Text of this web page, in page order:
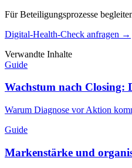
Für Beteiligungsprozesse
Digital-Health-Check anfragen →
Verwandte Inhalte
Guide
Wachstum nach Closing:
Warum Diagnose vor Aktion
Guide
Markenstärke und